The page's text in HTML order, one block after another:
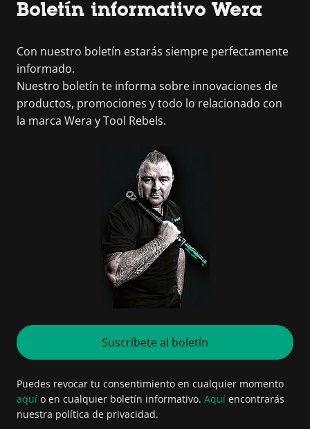
Boletín informativo Wera
Con nuestro boletín estarás siempre perfectamente
informado.
Nuestro boletín te informa sobre innovaciones de
productos, promociones y todo lo relacionado con
la marca Wera y Tool Rebels.
Suscríbete al boletín
Puedes revocar tu consentimiento en cualquier momento
aquí o en cualquier boletín informativo. Aquí encontrarás
nuestra política de privacidad.